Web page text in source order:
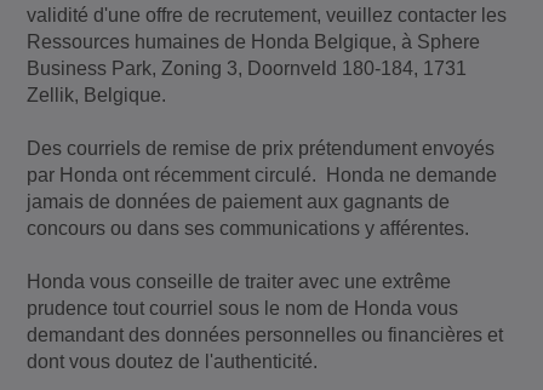
validité d'une offre de recrutement, veuillez contacter les
Ressources humaines de Honda Belgique, à Sphere
Business Park, Zoning 3, Doornveld 180-184, 1731
Zellik, Belgique.
Des courriels de remise de prix prétendument envoyés
par Honda ont récemment circulé. Honda ne demande
jamais de données de paiement aux gagnants de
concours ou dans ses communications y afférentes.
Honda vous conseille de traiter avec une extrême
prudence tout courriel sous le nom de Honda vous
demandant des données personnelles ou financières et
dont vous doutez de l'authenticité.